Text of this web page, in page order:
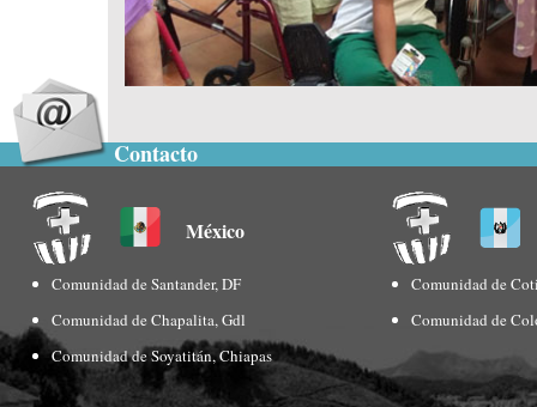
Contacto
México
Comunidad de Santander, DF
Comunidad de Chapalita, Gdl
Comunidad de Soyatitán, Chiapas
Comunidad de
Comunidad de